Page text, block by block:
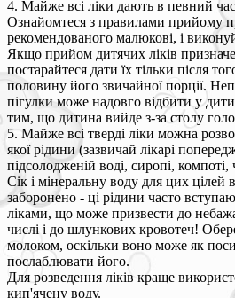
4. Майже всі ліки дають в певний
Ознайомтеся з правилами прийому
рекомендованого малюкові, і
Якщо прийом дитячих ліків
постарайтеся дати їх тільки після
половину його звичайної порції.
пігулки може надовго відбити у
тим, що дитина вийде з-за столу
5. Майже всі тверді ліки можна
якої рідини (зазвичай лікарі
підсолодженій воді, сиропі, компоті,
Сік і мінеральну воду для цих цілей
заборонено - ці рідини часто
ліками, що може призвести до
числі і до шлункових кровотеч!
молоком, оскільки воно може як
послаблювати його.
Для розведення ліків краще
кип'ячену воду.